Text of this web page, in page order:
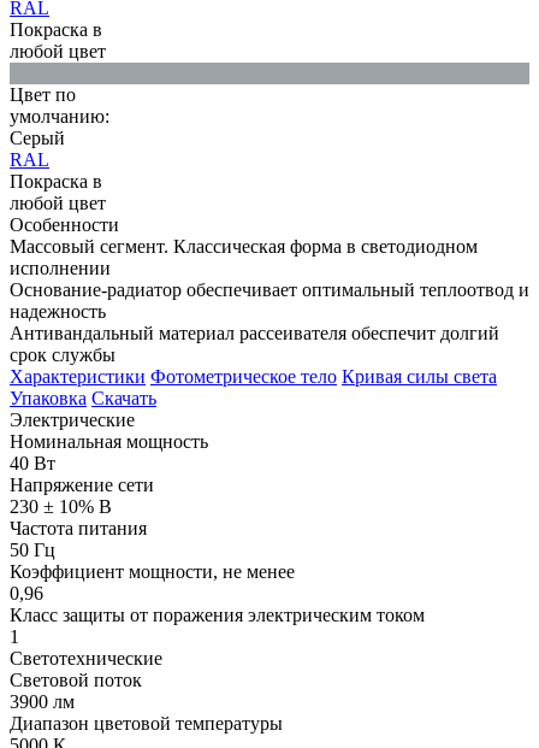
RAL
Покраска в
любой цвет
Цвет по
умолчанию:
Серый
RAL
Покраска в
любой цвет
Особенности
Массовый сегмент. Классическая форма в светодиодном
исполнении
Основание-радиатор обеспечивает оптимальный теплоотвод и
надежность
Антивандальный материал рассеивателя обеспечит долгий
срок службы
Характеристики Фотометрическое тело Кривая силы света
Упаковка Скачать
Электрические
Номинальная мощность
40 Вт
Напряжение сети
230 ± 10% В
Частота питания
50 Гц
Коэффициент мощности, не менее
0,96
Класс защиты от поражения электрическим током
1
Светотехнические
Световой поток
3900 лм
Диапазон цветовой температуры